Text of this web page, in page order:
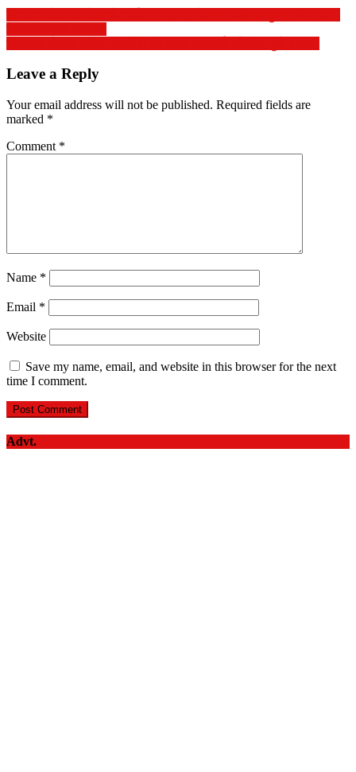
Leave a Reply
Your email address will not be published. Required fields are
marked *
Comment *
Name *
Email *
Website
Save my name, email, and website in this browser for the next
time I comment.
Advt.